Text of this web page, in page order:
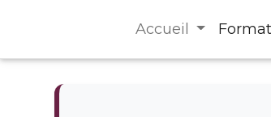
Accueil